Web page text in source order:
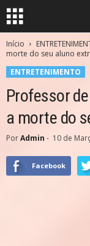
Início
morte do seu aluno
ENTRETENIMENTO
Professor
a morte do
PorAdmin - 10 de
Facebook